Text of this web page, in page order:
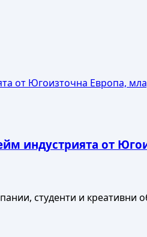
от Югоизточна Европа,
индустрията от
студенти и креативни